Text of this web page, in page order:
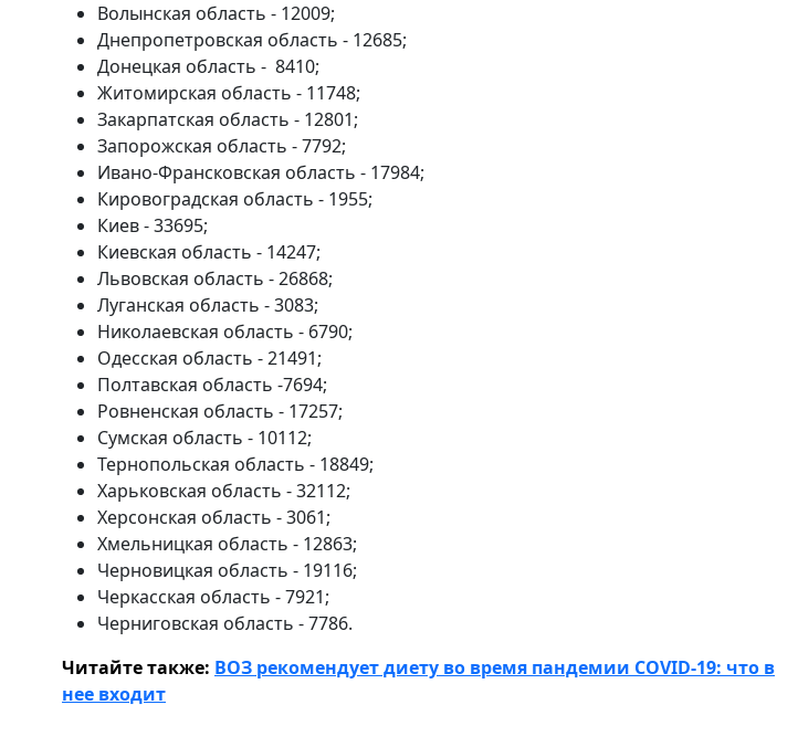
Волынская область - 12009;
Днепропетровская область - 12685;
Донецкая область - 8410;
Житомирская область - 11748;
Закарпатская область - 12801;
Запорожская область - 7792;
Ивано-Франсковская область - 17984;
Кировоградская область - 1955;
Киев - 33695;
Киевская область - 14247;
Львовская область - 26868;
Луганская область - 3083;
Николаевская область - 6790;
Одесская область - 21491;
Полтавская область -7694;
Ровненская область - 17257;
Сумская область - 10112;
Тернопольская область - 18849;
Харьковская область - 32112;
Херсонская область - 3061;
Хмельницкая область - 12863;
Черновицкая область - 19116;
Черкасская область - 7921;
Черниговская область - 7786.
Читайте также: ВОЗ рекомендует диету во время пандемии COVID-19: что в
нее входит